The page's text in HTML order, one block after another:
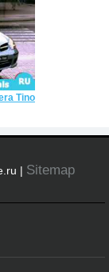
Tino
| Sitemap